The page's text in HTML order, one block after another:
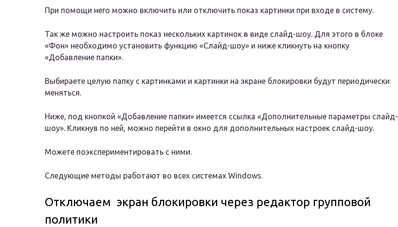
При помощи него можно включить или отключить показ картинки при входе в систему.
Так же можно настроить показ нескольких картинок в виде слайд-шоу. Для этого в блоке
«Фон» необходимо установить функцию «Слайд-шоу» и ниже кликнуть на кнопку
«Добавление папки».
Выбираете целую папку с картинками и картинки на экране блокировки будут периодически
меняться.
Ниже, под кнопкой «Добавление папки» имеется ссылка «Дополнительные параметры слайд-
шоу». Кликнув по ней, можно перейти в окно для дополнительных настроек слайд-шоу.
Можете поэкспериментировать с ними.
Следующие методы работают во всех системах Windows.
Отключаем экран блокировки через редактор групповой
политики